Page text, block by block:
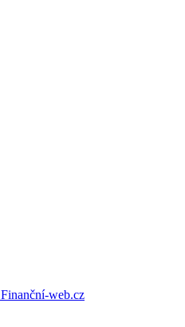
Finanční-web.cz